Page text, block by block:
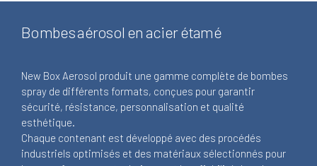
Bombes aérosol en acier étamé
New Box Aerosol produit une gamme complète de bombes
spray de différents formats, conçues pour garantir
sécurité, résistance, personnalisation et qualité
esthétique.
Chaque contenant est développé avec des procédés
industriels optimisés et des matériaux sélectionnés pour